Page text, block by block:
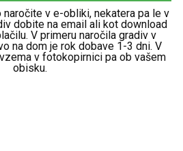
naročite v e-obliki, nekatera pa le v
dobite na email ali kot download
V primeru naročila gradiv v
na dom je rok dobave 1-3 dni. V
v fotokopirnici pa ob vašem
obisku.